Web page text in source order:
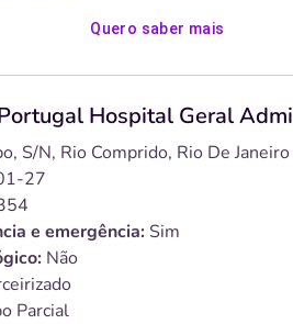
Quero saber mais
Hospital Geral
S/n, Rio Comprido, Rio De
27
e emergência: Sim
Não
Parcial